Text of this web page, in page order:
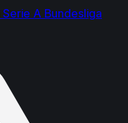
Serie A Bundesliga